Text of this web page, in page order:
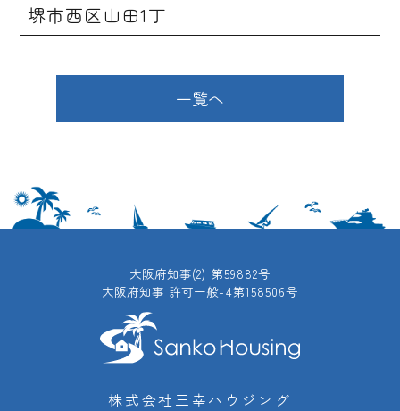
堺市西区山田1丁
一覧へ
大阪府知事(2) 第59882号
大阪府知事 許可一般-4第158506号
株式会社三幸ハウジング